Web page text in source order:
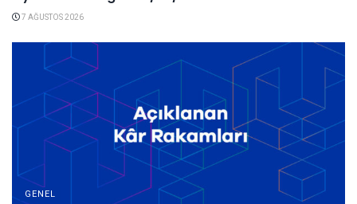
7 AĞUSTOS 2026
GENEL